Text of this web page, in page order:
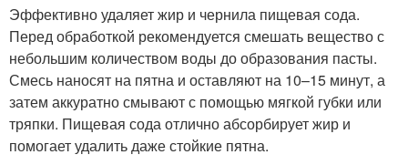
Эффективно удаляет жир и чернила пищевая сода.
Перед обработкой рекомендуется смешать вещество с
небольшим количеством воды до образования пасты.
Смесь наносят на пятна и оставляют на 10–15 минут, а
затем аккуратно смывают с помощью мягкой губки или
тряпки. Пищевая сода отлично абсорбирует жир и
помогает удалить даже стойкие пятна.